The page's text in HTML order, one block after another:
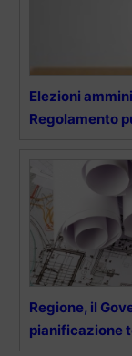
Elezioni
Regolamento
Regione, il
pianificazione